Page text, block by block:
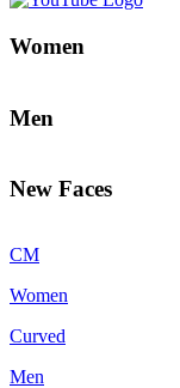
Women
Men
New Faces
CM
Women
Curved
Men